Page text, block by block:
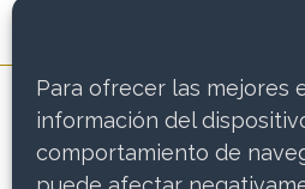
Para ofrecer las mejores
información del
comportamiento de